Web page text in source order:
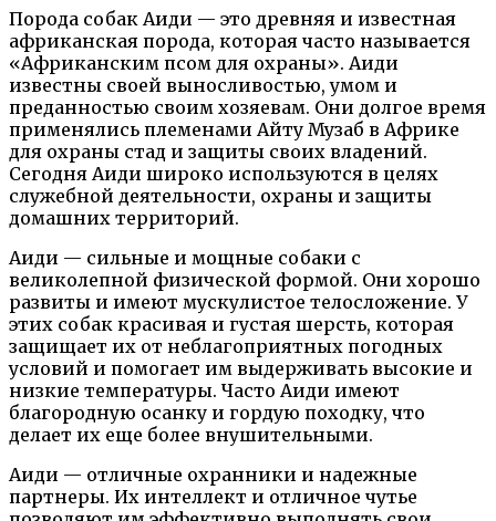
Порода собак Аиди — это древняя и известная
африканская порода, которая часто называется
«Африканским псом для охраны». Аиди
известны своей выносливостью, умом и
преданностью своим хозяевам. Они долгое время
применялись племенами Айту Музаб в Африке
для охраны стад и защиты своих владений.
Сегодня Аиди широко используются в целях
служебной деятельности, охраны и защиты
домашних территорий.
Аиди — сильные и мощные собаки с
великолепной физической формой. Они хорошо
развиты и имеют мускулистое телосложение. У
этих собак красивая и густая шерсть, которая
защищает их от неблагоприятных погодных
условий и помогает им выдерживать высокие и
низкие температуры. Часто Аиди имеют
благородную осанку и гордую походку, что
делает их еще более внушительными.
Аиди — отличные охранники и надежные
партнеры. Их интеллект и отличное чутье